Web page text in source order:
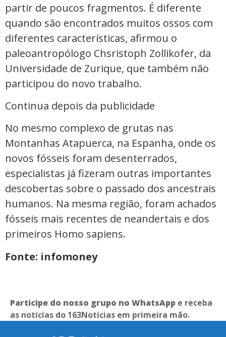
partir de poucos fragmentos. É diferente
quando são encontrados muitos ossos com
diferentes características, afirmou o
paleoantropólogo Chsristoph Zollikofer, da
Universidade de Zurique, que também não
participou do novo trabalho.
Continua depois da publicidade
No mesmo complexo de grutas nas
Montanhas Atapuerca, na Espanha, onde os
novos fósseis foram desenterrados,
especialistas já fizeram outras importantes
descobertas sobre o passado dos ancestrais
humanos. Na mesma região, foram achados
fósseis mais recentes de neandertais e dos
primeiros Homo sapiens.
Fonte: infomoney
Participe do nosso grupo no WhatsApp e receba
as notícias do 163Notícias em primeira mão.